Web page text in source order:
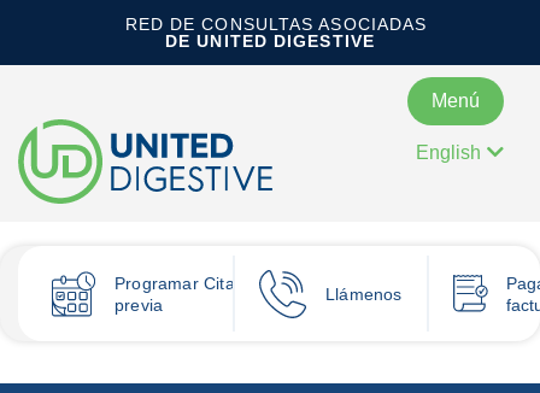
RED DE CONSULTAS ASOCIADAS
DE UNITED DIGESTIVE
Menú
English
ProgramarCita
previa
Llámenos